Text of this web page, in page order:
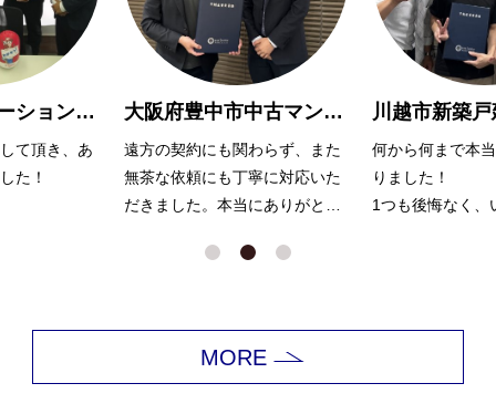
大阪府豊中市中古マンション購入Y様
らず、また
に対応いた
川越市新築戸建購入 A様
何から何まで本当にお世話にな
りました！
1つも後悔なく、いい家が見つ
と思っています。
親切で親身に対
りがとうござい
MORE